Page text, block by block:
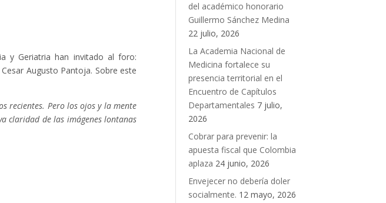
y Geriatria han invitado al foro:
Augusto Pantoja. Sobre este
recientes. Pero los ojos y la mente
claridad de las imágenes lontanas
del académico honorario
Guillermo Sánchez Medina
22 julio, 2026
La Academia Nacional de
Medicina fortalece su
presencia territorial en el
Encuentro de Capítulos
Departamentales 7 julio,
2026
Cobrar para prevenir: la
apuesta fiscal que Colombia
aplaza 24 junio, 2026
Envejecer no debería doler
socialmente. 12 mayo, 2026